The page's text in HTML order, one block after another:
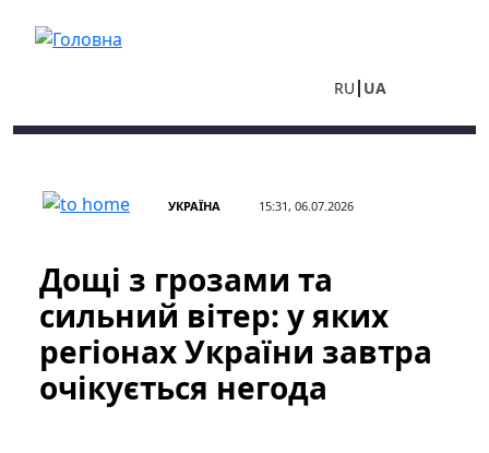
RU UA
УКРАЇНА 15:31, 06.07.2026
Дощі з грозами та
сильний вітер: у яких
регіонах України завтра
очікується негода